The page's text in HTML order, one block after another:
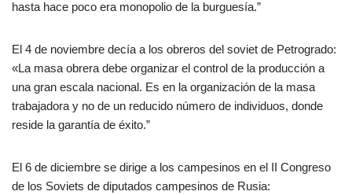
hasta hace poco era monopolio de la burguesía.”
El 4 de noviembre decía a los obreros del soviet de Petrogrado:
«La masa obrera debe organizar el control de la producción a
una gran escala nacional. Es en la organización de la masa
trabajadora y no de un reducido número de individuos, donde
reside la garantía de éxito.”
El 6 de diciembre se dirige a los campesinos en el II Congreso
de los Soviets de diputados campesinos de Rusia: